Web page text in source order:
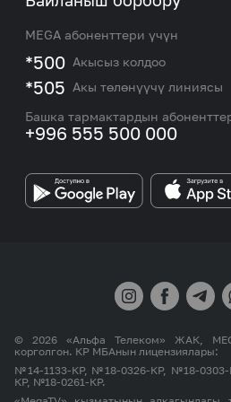
Роуминг жана эл аралык
eSIM
Номерди тандоо
M2M
Корпоративдик жана VIP
боюнча бөлүмдүн
маалыматтары.
Жаңылыктар
Тармакты камтуу картасы жана
MEGAда иште
MEGA бренди
MEGA абоненттери үчүн
*500 Акысыз колдоо
*505 Акы төлөнүүчү линиясы
Башка тармактардын
+996 555 500 000
© 2026 «Альфа Телеком» ЖАК,
корголгон. КР МБАнын лицензиялары:
№14-1133-КР, №18-0326-КР, №18-
КР, №18-0261-КР.